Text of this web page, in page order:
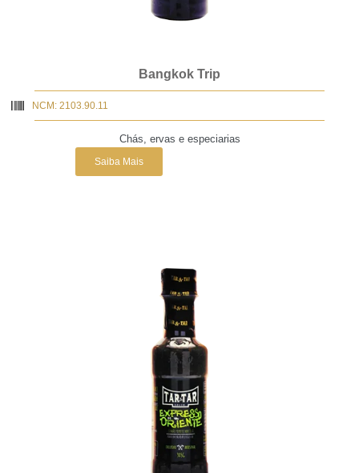
Bangkok Trip
NCM: 2103.90.11
Chás, ervas e especiarias
Saiba Mais